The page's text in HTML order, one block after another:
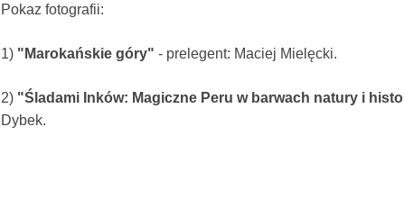
Pokaz fotografii:
1) "Marokańskie góry" - prelegent: Maciej Mielęcki.
2) "Śladami Inków: Magiczne Peru w barwach natury i
Dybek.